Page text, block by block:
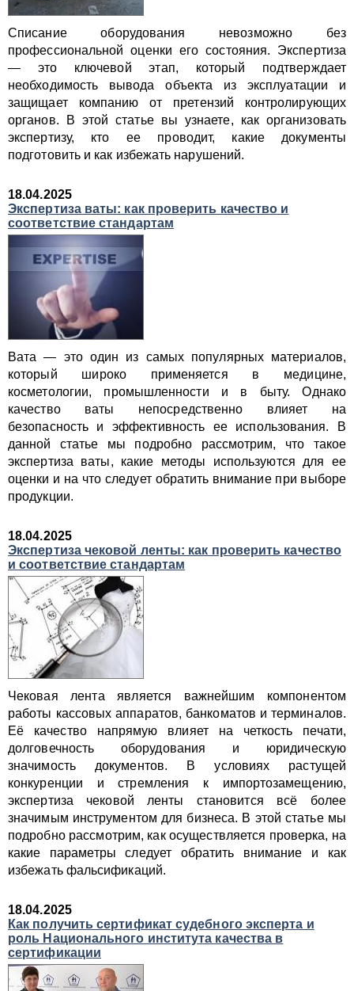
Списание оборудования невозможно без
профессиональной оценки его состояния. Экспертиза
— это ключевой этап, который подтверждает
необходимость вывода объекта из эксплуатации и
защищает компанию от претензий контролирующих
органов. В этой статье вы узнаете, как организовать
экспертизу, кто ее проводит, какие документы
подготовить и как избежать нарушений.
18.04.2025
Экспертиза ваты: как проверить качество и
соответствие стандартам
Вата — это один из самых популярных материалов,
который широко применяется в медицине,
косметологии, промышленности и в быту. Однако
качество ваты непосредственно влияет на
безопасность и эффективность ее использования. В
данной статье мы подробно рассмотрим, что такое
экспертиза ваты, какие методы используются для ее
оценки и на что следует обратить внимание при выборе
продукции.
18.04.2025
Экспертиза чековой ленты: как проверить качество
и соответствие стандартам
Чековая лента является важнейшим компонентом
работы кассовых аппаратов, банкоматов и терминалов.
Её качество напрямую влияет на четкость печати,
долговечность оборудования и юридическую
значимость документов. В условиях растущей
конкуренции и стремления к импортозамещению,
экспертиза чековой ленты становится всё более
значимым инструментом для бизнеса. В этой статье мы
подробно рассмотрим, как осуществляется проверка, на
какие параметры следует обратить внимание и как
избежать фальсификаций.
18.04.2025
Как получить сертификат судебного эксперта и
роль Национального института качества в
сертификации